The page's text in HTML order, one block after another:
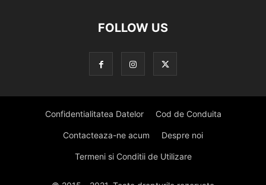
FOLLOW US
Confidentialitatea Datelor Cod de Conduita
Contacteaza-ne acum Despre noi
Termeni si Conditii de Utilizare